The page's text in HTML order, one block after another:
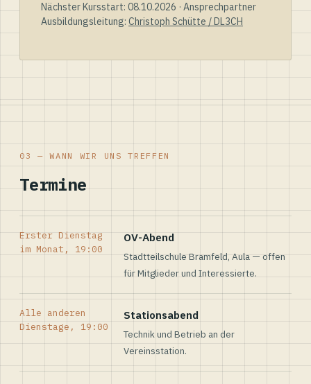
Nächster Kursstart: 08.10.2026 · Ansprechpartner
Ausbildungsleitung: Christoph Schütte / DL3CH
03 — WANN WIR UNS TREFFEN
Termine
Erster Dienstag
im Monat, 19:00
OV-Abend
Stadtteilschule Bramfeld, Aula — offen
für Mitglieder und Interessierte.
Alle anderen
Dienstage, 19:00
Stationsabend
Technik und Betrieb an der
Vereinsstation.